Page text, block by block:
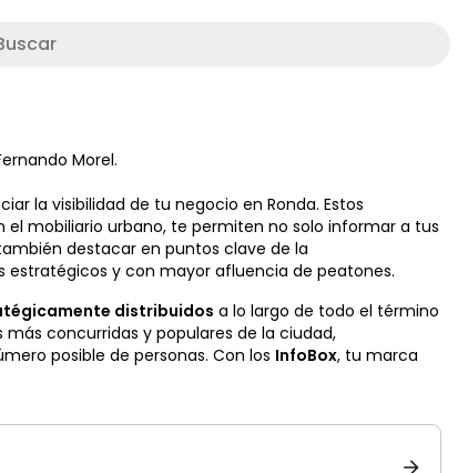
Morel.
la visibilidad de tu negocio en Ronda. Estos
mobiliario urbano, te permiten no solo informar a tus
destacar en puntos clave de la
estratégicos y con mayor afluencia de peatones.
distribuidos a lo largo de todo el término
concurridas y populares de la ciudad,
posible de personas. Con los InfoBox, tu marca